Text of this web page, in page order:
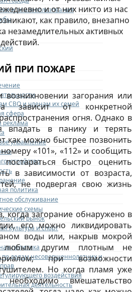
и землепользования
СВО и членам их семей
сфера
реклама
управление
политика
обслуживание
схемы
рынок
культура и спорт
политика
по делам несовершеннолетних и
воздействия
деятельность
и от них никто из нас
как правило, внезапно
незамедлительных активных
действий.
ПРИ ПОЖАРЕ
загорания или
зависит от конкретной
огня. Однако в
впадать в панику и терять
как можно быстрее позвонить
«101», «112» и сообщить
быстро оценить
в зависимости от возраста,
не подвергая свою жизнь
когда загорание обнаружено в
его можно ликвидировать
воды или, накрыв мокрой
любым другим плотным не
при возможности
Но когда пламя уже
необходимо вмешательство